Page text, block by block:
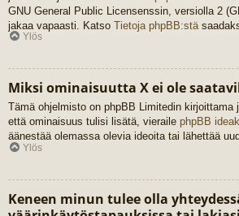
GNU General Public Licensenssin, versiolla 2
jakaa vapaasti. Katso Tietoja phpBB:stä
Ylös
Miksi ominaisuutta X ei ole
Tämä ohjelmisto on phpBB Limitedin
että ominaisuus tulisi lisätä, vieraile phpBB
äänestää olemassa olevia ideoita tai lähettää
Ylös
Keneen minun tulee olla